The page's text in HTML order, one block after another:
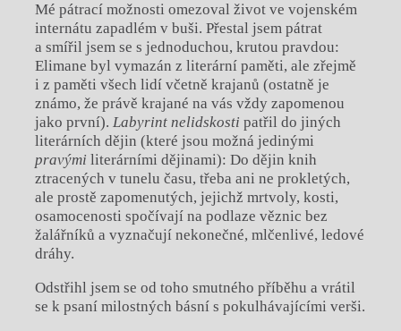
Mé pátrací možnosti omezoval život ve vojenském
internátu zapadlém v buši. Přestal jsem pátrat
a smířil jsem se s jednoduchou, krutou pravdou:
Elimane byl vymazán z literární paměti, ale zřejmě
i z paměti všech lidí včetně krajanů (ostatně je
známo, že právě krajané na vás vždy zapomenou
jako první). Labyrint nelidskosti patřil do jiných
literárních dějin (které jsou možná jedinými
pravými literárními dějinami): Do dějin knih
ztracených v tunelu času, třeba ani ne prokletých,
ale prostě zapomenutých, jejichž mrtvoly, kosti,
osamocenosti spočívají na podlaze věznic bez
žalářníků a vyznačují nekonečné, mlčenlivé, ledové
dráhy.
Odstřihl jsem se od toho smutného příběhu a vrátil
se k psaní milostných básní s pokulhávajícími verši.